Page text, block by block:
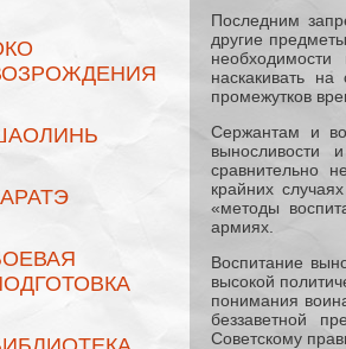
Последним
другие
наскакивать
промежутков
Сержантам и
выносливости
сравнительно
крайних
«методы
армиях.
Воспитание
высокой
понимания
беззаветной
Советскому